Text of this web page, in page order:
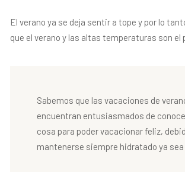
El verano ya se deja sentir a tope y por lo
que el verano y las altas temperaturas son
Sabemos que las vacaciones de
encuentran entusiasmados de
cosa para poder vacacionar feliz,
mantenerse siempre hidratado ya